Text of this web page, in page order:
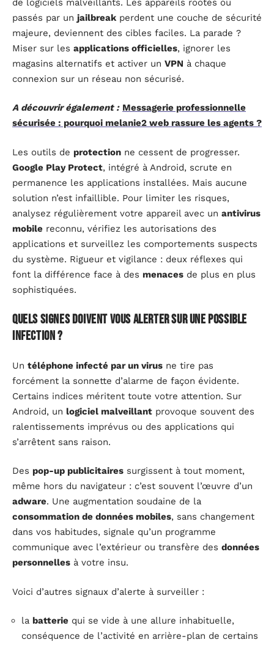
de logiciels malveillants. Les appareils rootés ou
passés par un jailbreak perdent une couche de sécurité
majeure, deviennent des cibles faciles. La parade ?
Miser sur les applications officielles, ignorer les
magasins alternatifs et activer un VPN à chaque
connexion sur un réseau non sécurisé.
A découvrir également : Messagerie professionnelle
sécurisée : pourquoi melanie2 web rassure les agents ?
Les outils de protection ne cessent de progresser.
Google Play Protect, intégré à Android, scrute en
permanence les applications installées. Mais aucune
solution n’est infaillible. Pour limiter les risques,
analysez régulièrement votre appareil avec un antivirus
mobile reconnu, vérifiez les autorisations des
applications et surveillez les comportements suspects
du système. Rigueur et vigilance : deux réflexes qui
font la différence face à des menaces de plus en plus
sophistiquées.
Quels signes doivent vous alerter sur une possible
infection ?
Un téléphone infecté par un virus ne tire pas
forcément la sonnette d’alarme de façon évidente.
Certains indices méritent toute votre attention. Sur
Android, un logiciel malveillant provoque souvent des
ralentissements imprévus ou des applications qui
s’arrêtent sans raison.
Des pop-up publicitaires surgissent à tout moment,
même hors du navigateur : c’est souvent l’œuvre d’un
adware. Une augmentation soudaine de la
consommation de données mobiles, sans changement
dans vos habitudes, signale qu’un programme
communique avec l’extérieur ou transfère des données
personnelles à votre insu.
Voici d’autres signaux d’alerte à surveiller :
la batterie qui se vide à une allure inhabituelle,
conséquence de l’activité en arrière-plan de certains